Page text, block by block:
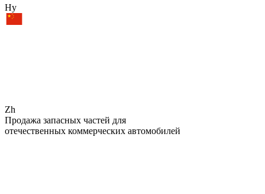
Hy
Zh
Продажа запасных частей для
отечественных коммерческих автомобилей